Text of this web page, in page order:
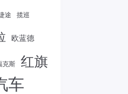
途 揽巡
欧蓝德
克斯 红旗
车